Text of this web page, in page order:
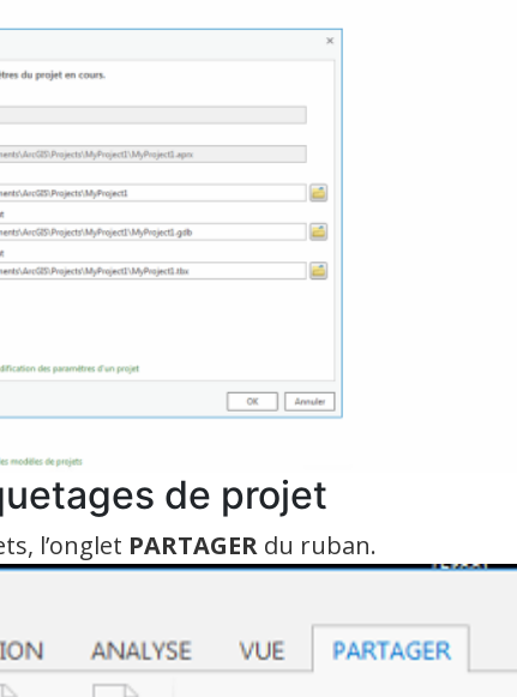
de projet
l’onglet PARTAGER du ruban.